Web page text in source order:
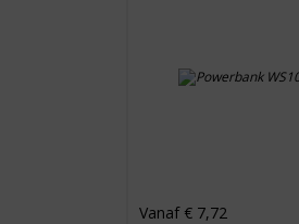
Vanaf € 7,72